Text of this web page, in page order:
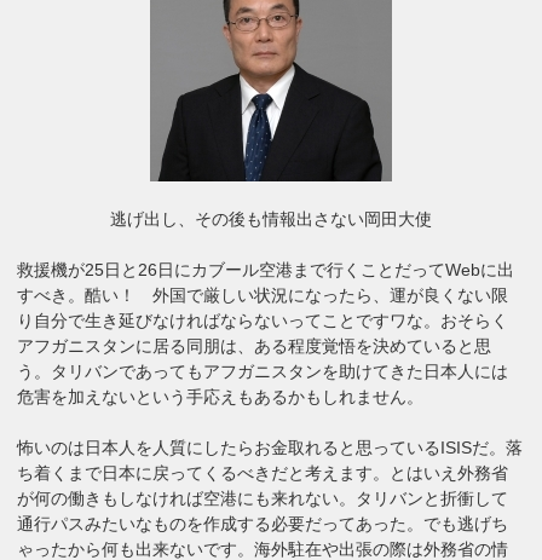
逃げ出し、その後も情報出さない岡田大使
救援機が25日と26日にカブール空港まで行くことだってWebに出
すべき。酷い！ 外国で厳しい状況になったら、運が良くない限
り自分で生き延びなければならないってことですワな。おそらく
アフガニスタンに居る同朋は、ある程度覚悟を決めていると思
う。タリバンであってもアフガニスタンを助けてきた日本人には
危害を加えないという手応えもあるかもしれません。
怖いのは日本人を人質にしたらお金取れると思っているISISだ。落
ち着くまで日本に戻ってくるべきだと考えます。とはいえ外務省
が何の働きもしなければ空港にも来れない。タリバンと折衝して
通行パスみたいなものを作成する必要だってあった。でも逃げち
ゃったから何も出来ないです。海外駐在や出張の際は外務省の情